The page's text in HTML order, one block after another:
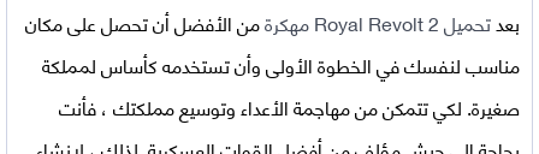
بعدتحميلRoyal Revolt 2 مهكرة
من الأفضل أن تحصل على مكان
مناسب لنفسك في الخطوة الأولى وأن تستخدمه كأساس لمملكة
صغيرة. لكي تتمكن من مهاجمة الأعداء وتوسيع مملكتك ، فأنت